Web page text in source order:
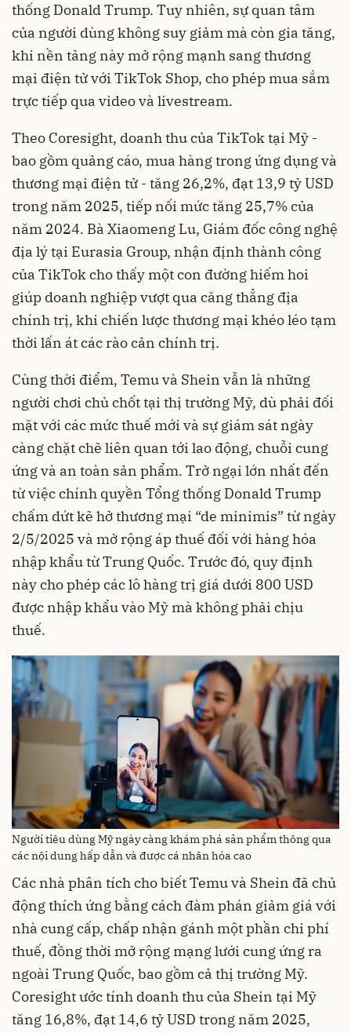
thống Donald Trump. Tuy nhiên, sự quan tâm
của người dùng không suy giảm mà còn gia tăng,
khi nền tảng này mở rộng mạnh sang thương
mại điện tử với TikTok Shop, cho phép mua sắm
trực tiếp qua video và livestream.
Theo Coresight, doanh thu của TikTok tại Mỹ -
bao gồm quảng cáo, mua hàng trong ứng dụng và
thương mại điện tử - tăng 26,2%, đạt 13,9 tỷ USD
trong năm 2025, tiếp nối mức tăng 25,7% của
năm 2024. Bà Xiaomeng Lu, Giám đốc công nghệ
địa lý tại Eurasia Group, nhận định thành công
của TikTok cho thấy một con đường hiếm hoi
giúp doanh nghiệp vượt qua căng thẳng địa
chính trị, khi chiến lược thương mại khéo léo tạm
thời lấn át các rào cản chính trị.
Cùng thời điểm, Temu và Shein vẫn là những
người chơi chủ chốt tại thị trường Mỹ, dù phải đối
mặt với các mức thuế mới và sự giám sát ngày
càng chặt chẽ liên quan tới lao động, chuỗi cung
ứng và an toàn sản phẩm. Trở ngại lớn nhất đến
từ việc chính quyền Tổng thống Donald Trump
chấm dứt kẽ hở thương mại “de minimis” từ ngày
2/5/2025 và mở rộng áp thuế đối với hàng hóa
nhập khẩu từ Trung Quốc. Trước đó, quy định
này cho phép các lô hàng trị giá dưới 800 USD
được nhập khẩu vào Mỹ mà không phải chịu
thuế.
Người tiêu dùng Mỹ ngày càng khám phá sản phẩm thông qua
các nội dung hấp dẫn và được cá nhân hóa cao
Các nhà phân tích cho biết Temu và Shein đã chủ
động thích ứng bằng cách đàm phán giảm giá với
nhà cung cấp, chấp nhận gánh một phần chi phí
thuế, đồng thời mở rộng mạng lưới cung ứng ra
ngoài Trung Quốc, bao gồm cả thị trường Mỹ.
Coresight ước tính doanh thu của Shein tại Mỹ
tăng 16,8%, đạt 14,6 tỷ USD trong năm 2025,